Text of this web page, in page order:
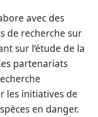
avec des
de recherche sur
sur l’étude de la
partenariats
les initiatives de
en danger.